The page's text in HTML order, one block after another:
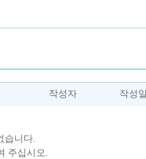
작성자 작성일
습니다.
주십시오.